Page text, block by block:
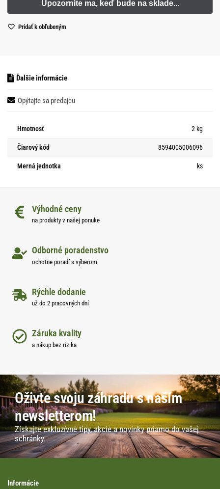
Pridať k obľubeným
Ďalšie informácie
Opýtajte sa predajcu
Hmotnosť 2 kg
Čiarový kód 8594005006096
Merná jednotka ks
Výhodné ceny
na produkty v našej ponuke
Odborné poradenstvo
ochotne poradí s výberom
Rýchle dodanie
už do 2 pracovných dní
Záruka kvality
a nákup bez rizika
Oživte svoju záhradu s naším
newsletterom!
Získajte exkluzívne tipy, akcie a novinky priamo do vašej
schránky.
Informácie